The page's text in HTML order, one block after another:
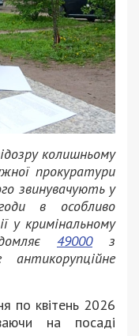
колишньому
прокуратури
звинувачують у
в особливо
у кримінальному
49000з
по квітень 2026
на посаді